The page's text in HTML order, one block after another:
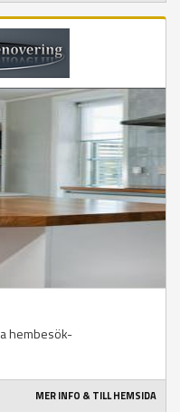
hembesök-
MER INFO & TILL HEMSIDA